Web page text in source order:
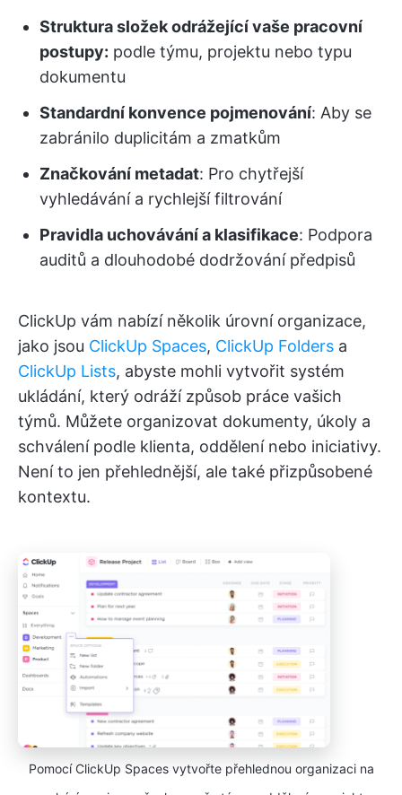
Struktura složek odrážející vaše pracovní
postupy: podle týmu, projektu nebo typu
dokumentu
Standardní konvence pojmenování: Aby se
zabránilo duplicitám a zmatkům
Značkování metadat: Pro chytřejší
vyhledávání a rychlejší filtrování
Pravidla uchovávání a klasifikace: Podpora
auditů a dlouhodobé dodržování předpisů
ClickUp vám nabízí několik úrovní organizace,
jako jsou ClickUp Spaces, ClickUp Folders a
ClickUp Lists, abyste mohli vytvořit systém
ukládání, který odráží způsob práce vašich
týmů. Můžete organizovat dokumenty, úkoly a
schválení podle klienta, oddělení nebo iniciativy.
Není to jen přehlednější, ale také přizpůsobené
kontextu.
Pomocí ClickUp Spaces vytvořte přehlednou organizaci na